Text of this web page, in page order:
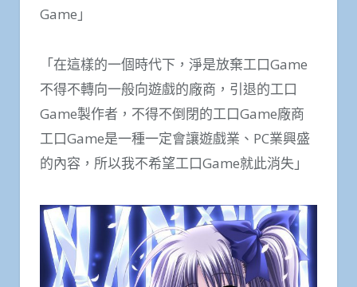
Game」
「在這樣的一個時代下，淨是放棄工口Game
不得不轉向一般向遊戲的廠商，引退的工口
Game製作者，不得不倒閉的工口Game廠商
工口Game是一種一定會讓遊戲業、PC業興盛
的內容，所以我不希望工口Game就此消失」